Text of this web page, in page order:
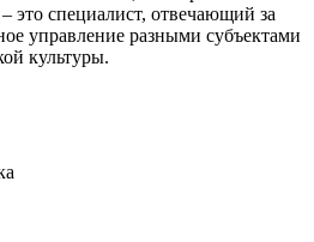
это специалист, отвечающий за
управление разными субъектами
культуры.